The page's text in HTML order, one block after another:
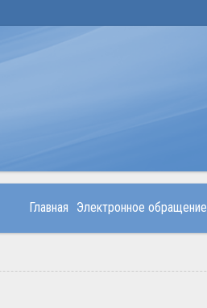
Главная Электронное обращение